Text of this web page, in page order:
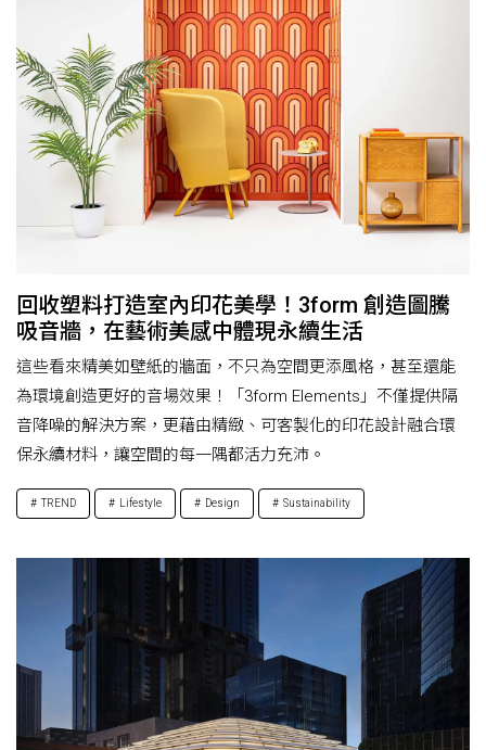
回收塑料打造室內印花美學！3form 創造圖騰
吸音牆，在藝術美感中體現永續生活
這些看來精美如壁紙的牆面，不只為空間更添風格，甚至還能
為環境創造更好的音場效果！「3form Elements」不僅提供隔
音降噪的解決方案，更藉由精緻、可客製化的印花設計融合環
保永續材料，讓空間的每一隅都活力充沛。
TREND Lifestyle Design Sustainability